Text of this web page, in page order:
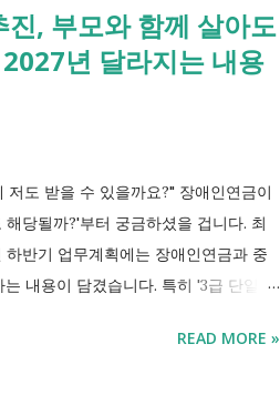
, 부모와 함께 살아도
년 달라지는 내용
도 받을 수 있을까요?" 장애인연금이
당될까?'부터 궁금하셨을 겁니다. 최
반기 업무계획에는 장애인연금과 중
내용이 담겼습니다. 특히 '3급 단일장
고 있습니다. 이번 글에서는 장애인과
READ MORE »